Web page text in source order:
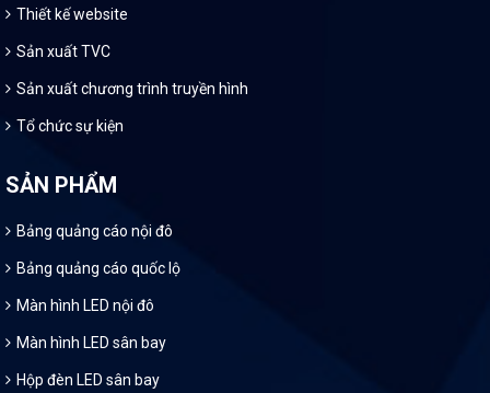
Thiết kế website
Sản xuất TVC
Sản xuất chương trình truyền hình
Tổ chức sự kiện
SẢN PHẨM
Bảng quảng cáo nội đô
Bảng quảng cáo quốc lộ
Màn hình LED nội đô
Màn hình LED sân bay
Hộp đèn LED sân bay